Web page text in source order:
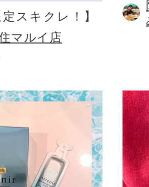
定スキクレ！】
マルイ店